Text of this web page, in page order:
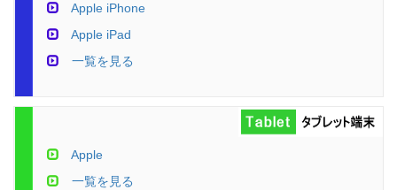
Apple iPhone
Apple iPad
一覧を見る
Apple
一覧を見る